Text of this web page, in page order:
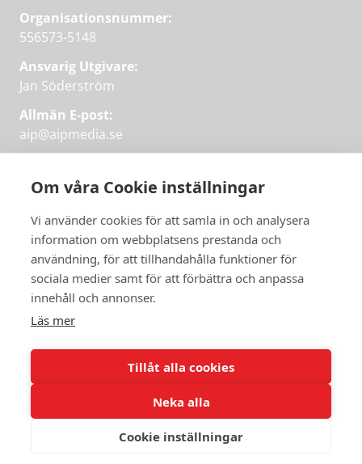
Om våra Cookie inställningar
Vi använder cookies för att samla in och analysera
information om webbplatsens prestanda och
användning, för att tillhandahålla funktioner för
sociala medier samt för att förbättra och anpassa
innehåll och annonser.
Läs mer
Tillåt alla cookies
Neka alla
Cookie inställningar
Få veckans bästa
artiklar i mejlen
varje vecka om våra mest intressanta
JAG VILL HA NYHETSBREV
Organisationsnummer:
556573-5148
Ansvarig Utgivare:
Jan Söderström
Allmän E-post:
aip@aipmedia.se
aip@flowyinfo.seeller 08-1210 60 40.
Instagram
LinkedIn
Twitter
Facebook
Få veckans bästa
artiklar på mejlen
PRENUMERERA
© 2026 Aktuellt i Politiken.